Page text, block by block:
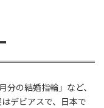
分の結婚指輪」など、
デビアスで、日本で